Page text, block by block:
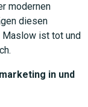
modernen
diesen
Maslow ist tot und
in und